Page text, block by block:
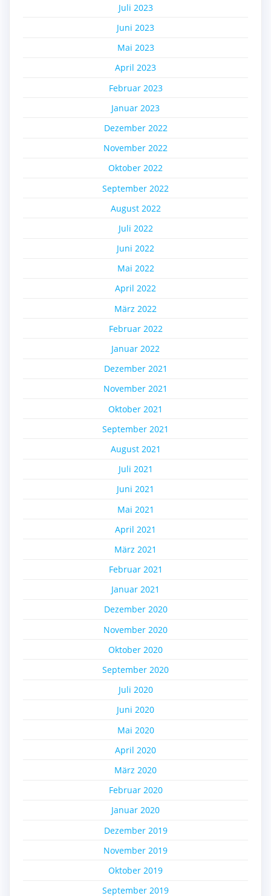
Juli 2023
Juni 2023
Mai 2023
April 2023
Februar 2023
Januar 2023
Dezember 2022
November 2022
Oktober 2022
September 2022
August 2022
Juli 2022
Juni 2022
Mai 2022
April 2022
März 2022
Februar 2022
Januar 2022
Dezember 2021
November 2021
Oktober 2021
September 2021
August 2021
Juli 2021
Juni 2021
Mai 2021
April 2021
März 2021
Februar 2021
Januar 2021
Dezember 2020
November 2020
Oktober 2020
September 2020
Juli 2020
Juni 2020
Mai 2020
April 2020
März 2020
Februar 2020
Januar 2020
Dezember 2019
November 2019
Oktober 2019
September 2019